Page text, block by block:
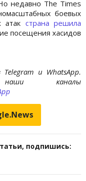
недавно The Times
боевых
атак страна решила
посещения хасидов
Telegram и WhatsApp.
каналы
подпишись: